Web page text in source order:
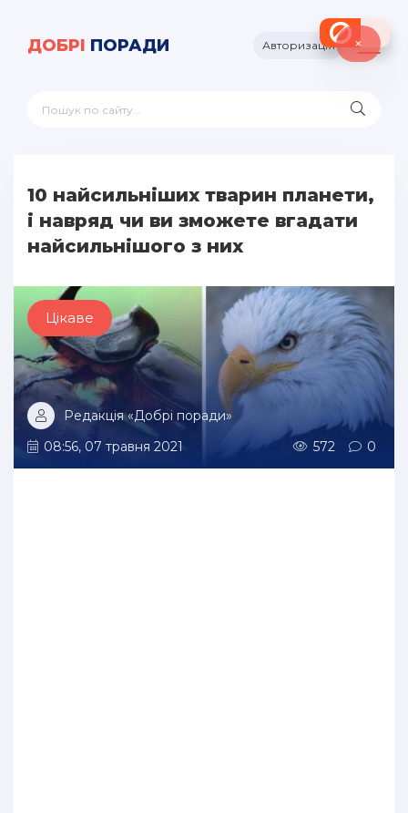
ДОБРІ ПОРАДИ Авторизація
10 найсильніших тварин планети,
і навряд чи ви зможете вгадати
найсильнішого з них
Цікаве
Редакція «Добрі поради»
08:56, 07 травня 2021
572 0
×